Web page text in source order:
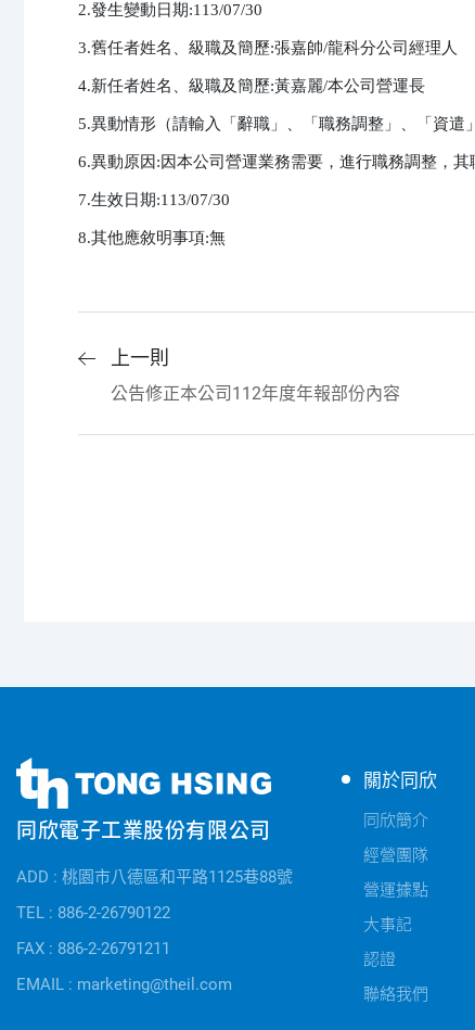
2.發生變動日期:113/07/30
3.舊任者姓名、級職及簡歷:張嘉帥/龍科分公司經理人
4.新任者姓名、級職及簡歷:黃嘉麗/本公司營運長
5.異動情形（請輸入「辭職」、「職務調整」、「資
6.異動原因:因本公司營運業務需要，進行職務調整，其
7.生效日期:113/07/30
8.其他應敘明事項:無
上一則
公告修正本公司112年度年報部份內容
同
欣
電
公
司
訊
同欣電子工業股份有限公司
ADD : 桃園市八德區和平路1125巷88號
TEL : 886-2-26790122
FAX : 886-2-26791211
EMAIL : marketing@theil.com
同
關於同欣
同欣簡介
經營團隊
營運據點
大事記
認證
聯絡我們